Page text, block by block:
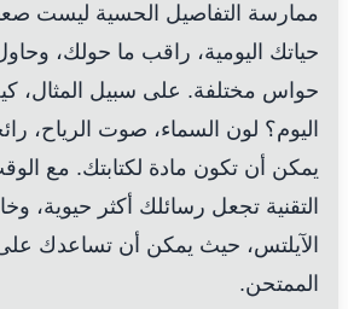
ممارسة التفاصيل الحسية ليست
حياتك اليومية، راقب ما حولك،
حواس مختلفة. على سبيل المثال،
اليوم؟ لون السماء، صوت الرياح،
يمكن أن تكون مادة لكتابتك. مع
التقنية تجعل رسائلك أكثر حيوية،
الآيلتس، حيث يمكن أن تساعدك
الممتحن.